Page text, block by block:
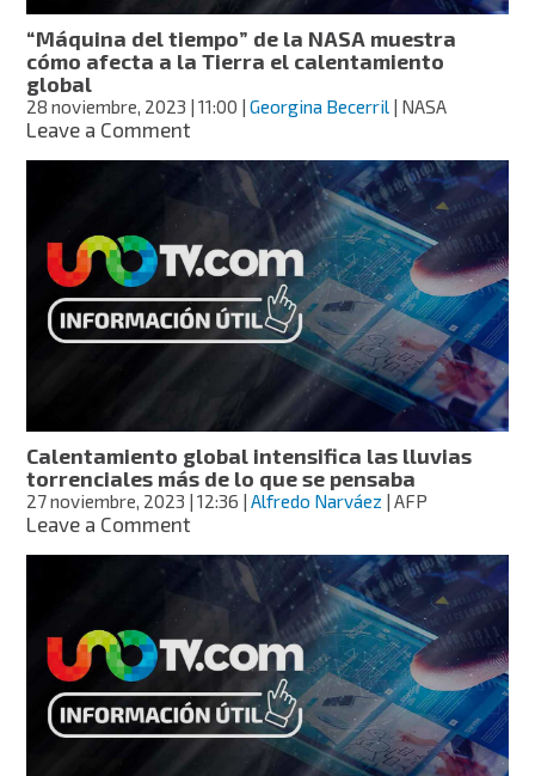
son
las
razones
“Máquina del tiempo” de la NASA muestra
cómo afecta a la Tierra el calentamiento
global
28 noviembre, 2023 | 11:00 |Georgina Becerril | NASA
Leave a Commenton
del
tiempo”
la
NASA
muestra
cómo
afecta
a
el
calentamiento
global
Calentamiento global intensifica las lluvias
torrenciales más de lo que se pensaba
27 noviembre, 2023 | 12:36 |Alfredo Narváez | AFP
Leave a Commenton
global
intensifica
lluvias
torrenciales
más
de
lo
que se pensaba